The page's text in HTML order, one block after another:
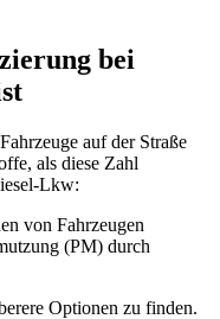
bei
auf der Straße
als diese Zahl
Lkw:
von Fahrzeugen
(PM) durch
Optionen zu finden.